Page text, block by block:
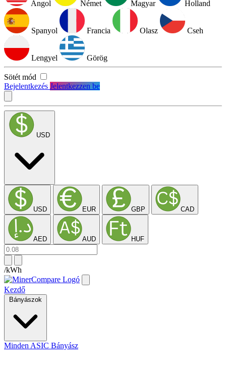
Angol Német Magyar Holland
Spanyol Francia Olasz Cseh
Lengyel Görög
Sötét mód
Bejelentkezés Jelentkezzen be
USD
USD EUR GBP CAD
AED AUD HUF
/kWh
Kezdő
Bányászok
Minden ASIC Bányász